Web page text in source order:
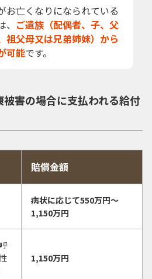
お亡くなりになられている
ご遺族（配偶者、子、父
祖父母又は兄弟姉妹）から
可能です。
害の場合に支払われる給付
賠償金額
病状に応じて550万円〜
1,150万円
1,150万円